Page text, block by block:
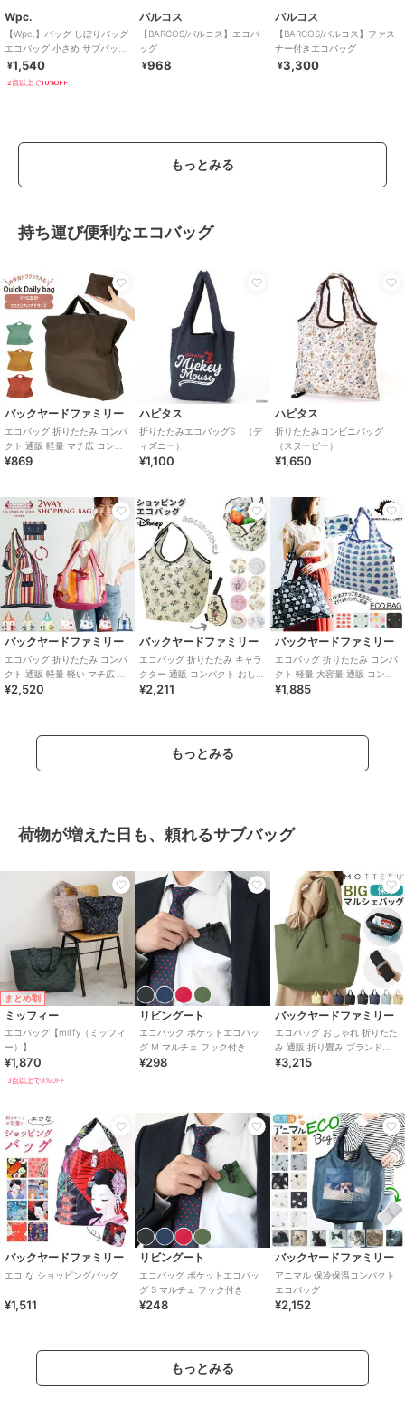
Wpc.
【Wpc.】バッグ しぼりバッグ
エコバッグ 小さめ サブバッグ
コンパクト 洗濯可能 レディ
ース
¥1,540
2点以上で10%OFF
バルコス
【BARCOS/バルコス】エコバ
ッグ
¥968
バルコス
【BARCOS/バルコス】ファス
ナー付きエコバッグ
¥3,300
もっとみる
持ち運び便利なエコバッグ
バックヤードファミリー
エコバッグ 折りたたみ コンパ
クト 通販 軽量 マチ広 コンビ
ニ ショッピングバッグ お買い
¥869
ハピタス
折りたたみエコバッグS （デ
ィズニー）
¥1,100
ハピタス
折りたたみコンビニバッグ
（スヌーピー）
¥1,650
バックヤードファミリー
エコバッグ 折りたたみ コンパ
クト 通販 軽量 軽い マチ広 大
容量 レジ袋 トートバッグ 肩掛
¥2,520
バックヤードファミリー
エコバッグ 折りたたみ キャラ
クター 通販 コンパクト おしゃ
れ かわいい ダイカットポーチ
¥2,211
バックヤードファミリー
エコバッグ 折りたたみ コンパ
クト 軽量 大容量 通販 コンビ
ニ おしゃれ 北欧 デザイン ブ
¥1,885
もっとみる
荷物が増えた日も、頼れるサブバッグ
まとめ割
ミッフィー
エコバッグ【miffy（ミッフィ
ー）】
¥1,870
3点以上で8%OFF
リビングート
エコバッグ ポケットエコバッ
グ M マルチェ フック付き
¥298
バックヤードファミリー
エコバッグ おしゃれ 折りたた
み 通販 折り畳み ブランド
MOTTERU シンプル ショッピ
¥3,215
バックヤードファミリー
エコ な ショッピングバッグ
¥1,511
リビングート
エコバッグ ポケットエコバッ
グ S マルチェ フック付き
¥248
バックヤードファミリー
アニマル 保冷保温コンパクト
エコバッグ
¥2,152
もっとみる